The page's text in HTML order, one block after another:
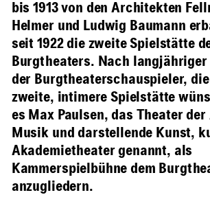
bis 1913 von den Architekten
Helmer und Ludwig Baumann
seit 1922 die zweite Spielstätte
Burgtheaters. Nach
der Burgtheaterschauspieler,
zweite, intimere Spielstätte
es Max Paulsen, das Theater
Musik und darstellende Kunst,
Akademietheater genannt, als
Kammerspielbühne dem
anzugliedern.